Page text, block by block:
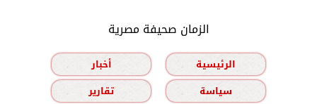
الزمان صحيفة مصرية
الرئيسية
أخبار
سياسة
تقارير